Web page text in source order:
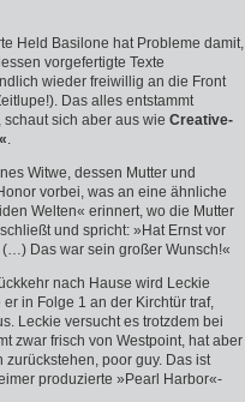
Held Basilone hat Probleme damit,
vorgefertigte Texte
wieder freiwillig an die Front
Das alles entstammt
sich aber aus wie Creative-
.
Witwe, dessen Mutter und
vorbei, was an eine ähnliche
Welten« erinnert, wo die Mutter
und spricht: »Hat Ernst vor
Das war sein großer Wunsch!«
nach Hause wird Leckie
in Folge 1 an der Kirchtür traf,
Leckie versucht es trotzdem bei
zwar frisch von Westpoint, hat aber
poor guy. Das ist
produzierte »Pearl Harbor«-